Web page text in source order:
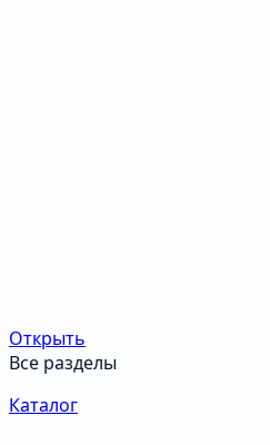
Открыть
Все разделы
Каталог